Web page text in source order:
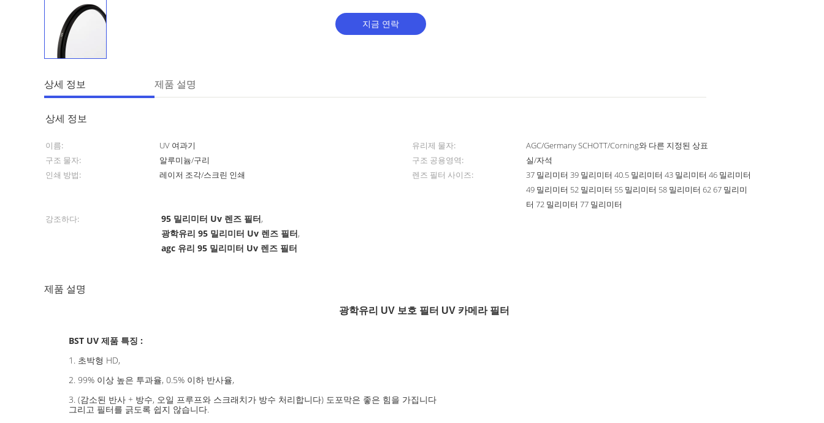
지금 연락
상세 정보 제품 설명
상세 정보
이름: UV 여과기 유리제 물자:
AGC/Germany SCHOTT/Corning와 다른 지정된 상표
구조 물자:
알루미늄/구리 구조 공용영역:
실/자석
인쇄 방법:
레이저 조각/스크린 인쇄 렌즈 필터 사이즈:
37 밀리미터 39 밀리미터 40.5 밀리미터 43 밀리미터 46 밀리미터
49 밀리미터 52 밀리미터 55 밀리미터 58 밀리미터 62 67 밀리미
터 72 밀리미터 77 밀리미터
강조하다:
95 밀리미터 Uv 렌즈 필터,
광학유리 95 밀리미터 Uv 렌즈 필터,
agc 유리 95 밀리미터 Uv 렌즈 필터
제품 설명
광학유리 UV 보호 필터 UV 카메라 필터
BST UV 제품 특징 :
1. 초박형 HD,
2. 99% 이상 높은 투과율, 0.5% 이하 반사율,
3. (감소된 반사 + 방수, 오일 프루프와 스크래치가 방수 처리합니다) 도포막은 좋은 힘을 가집니다
그리고 필터를 긁도록 쉽지 않습니다.